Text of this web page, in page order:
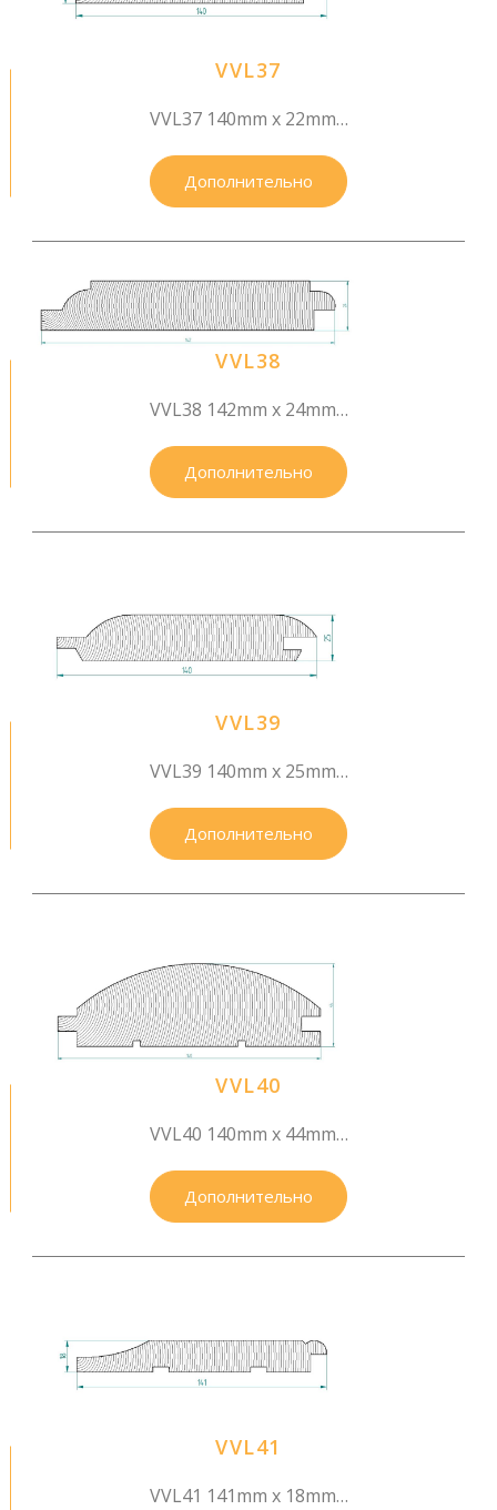
VVL37
VVL37 140mm x 22mm…
Дополнительно
VVL38
VVL38 142mm x 24mm…
Дополнительно
VVL39
VVL39 140mm x 25mm…
Дополнительно
VVL40
VVL40 140mm x 44mm…
Дополнительно
VVL41
VVL41 141mm x 18mm…